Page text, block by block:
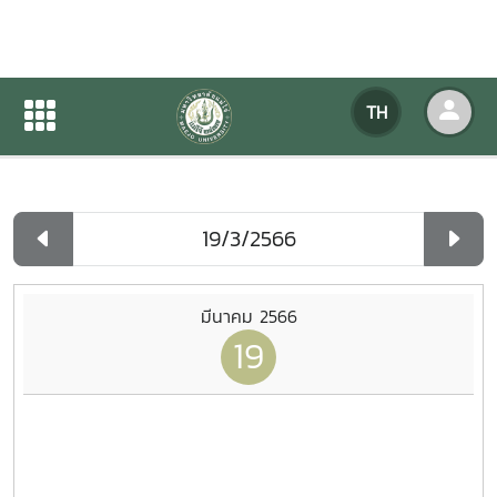
TH
ปฏิทินกิจกรรมของหน่วยงาน
ปฏิทินกิจกรรมของหน่วยงาน
มีนาคม 2566
19